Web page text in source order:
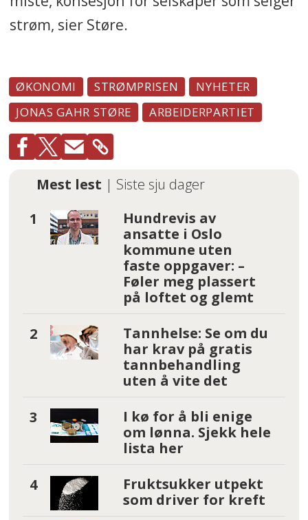
strøm, sier Støre.
ØKONOMI STRØMPRISEN
NYHETER
JONAS GAHR STØRE
ARBEIDERPARTIET
Mest lest | Siste sju dager
Hundrevis av
ansatte i Oslo
kommune uten
faste oppgaver: –
Føler meg plassert
på loftet og glemt
Tannhelse: Se om du
har krav på gratis
tannbehandling
uten å vite det
I kø for å bli enige
om lønna. Sjekk hele
lista her
Fruktsukker utpekt
som driver for kreft